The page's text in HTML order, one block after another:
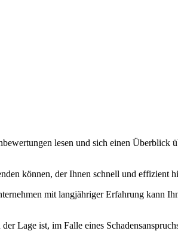
lesen und sich einen Überblick
können, der Ihnen schnell und effizient
mit langjähriger Erfahrung kann
Lage ist, im Falle eines